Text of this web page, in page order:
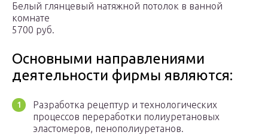
Белый глянцевый натяжной потолок в ванной
комнате
5700 руб.
Основными направлениями
деятельности фирмы являются:
Разработка рецептур и технологических
процессов переработки полиуретановых
эластомеров, пенополиуретанов.